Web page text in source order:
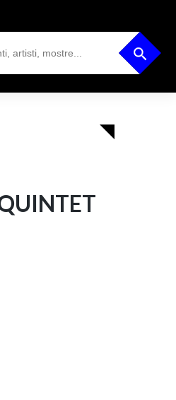
Search Button